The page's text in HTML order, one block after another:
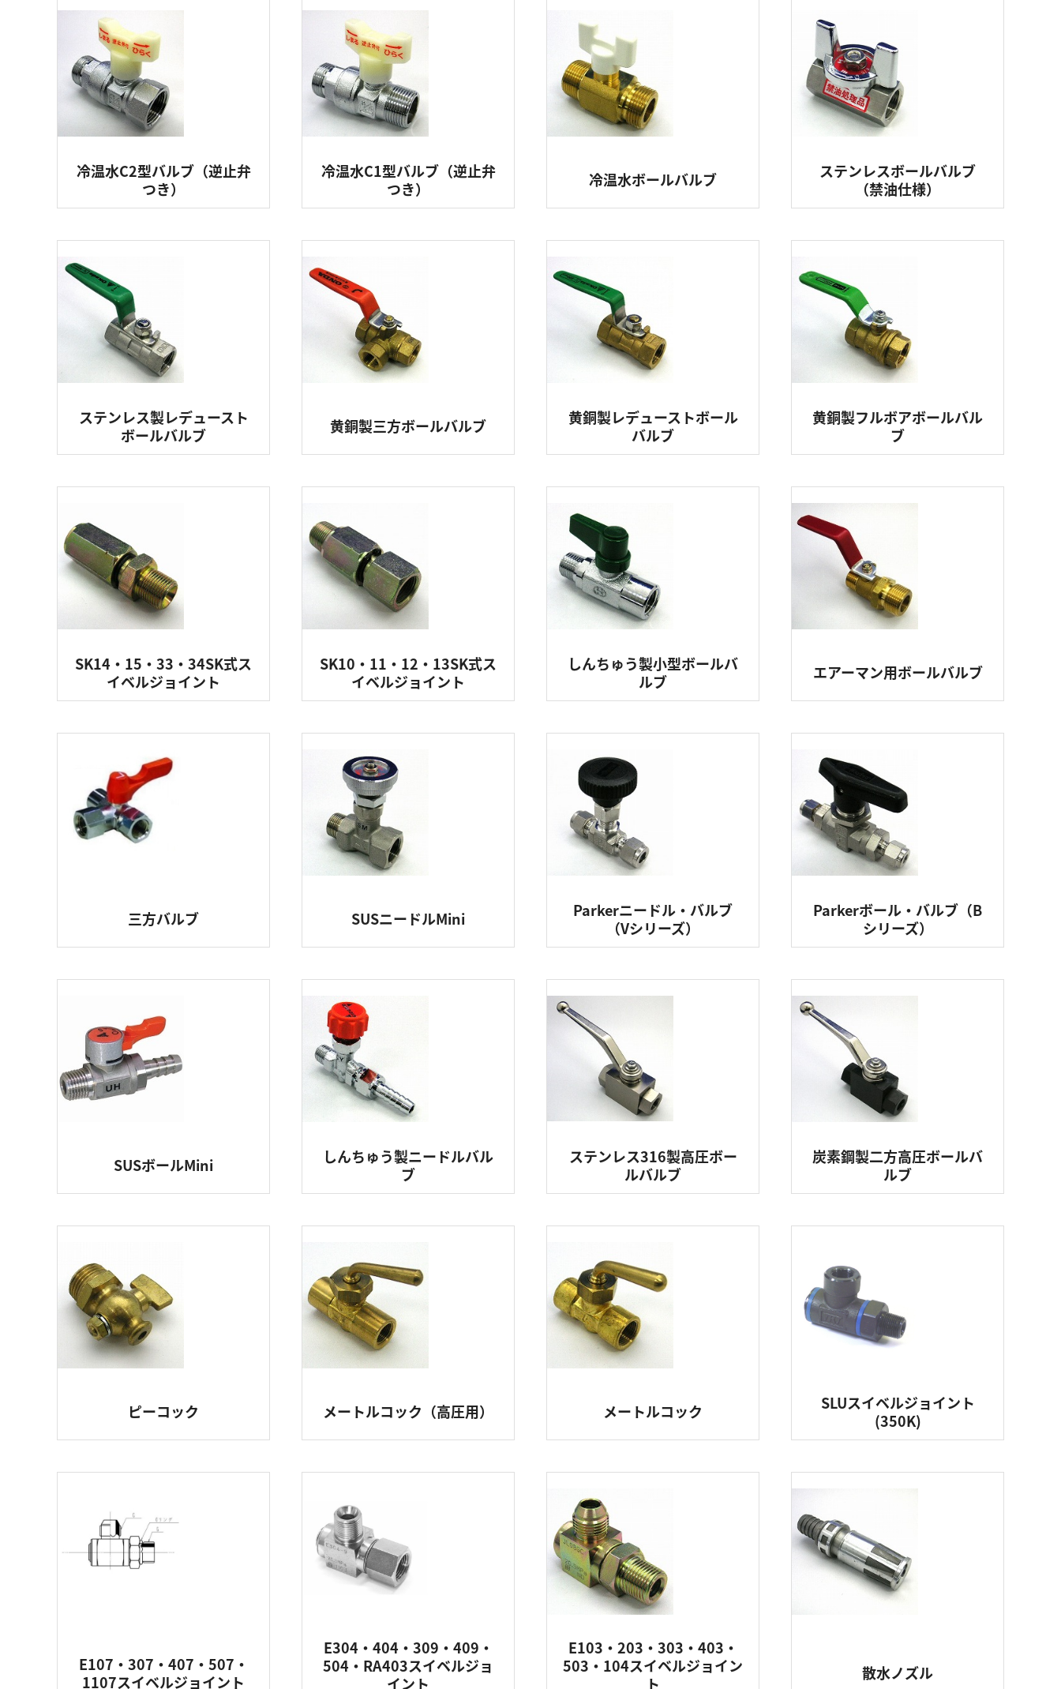
冷温水C2型バルブ（逆止弁
つき）
冷温水C1型バルブ（逆止弁
つき）
冷温水ボールバルブ
ステンレスボールバルブ
（禁油仕様）
ステンレス製レデュースト
ボールバルブ
黄銅製三方ボールバルブ
黄銅製レデューストボール
バルブ
黄銅製フルボアボールバル
ブ
SK14・15・33・34SK式ス
イベルジョイント
SK10・11・12・13SK式ス
イベルジョイント
しんちゅう製小型ボールバ
ルブ
エアーマン用ボールバルブ
三方バルブ SUSニードルMini
Parkerニードル・バルブ
（Vシリーズ）
Parkerボール・バルブ（B
シリーズ）
SUSボールMini
しんちゅう製ニードルバル
ブ
ステンレス316製高圧ボー
ルバルブ
炭素鋼製二方高圧ボールバ
ルブ
ピーコック メートルコック（高圧用） メートルコック
SLUスイベルジョイント
(350K)
E107・307・407・507・
1107スイベルジョイント
E304・404・309・409・
504・RA403スイベルジョ
イント
E103・203・303・403・
503・104スイベルジョイン
ト
散水ノズル